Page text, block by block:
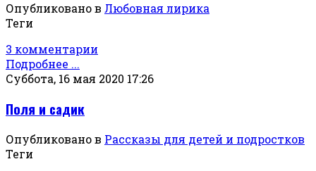
Опубликовано в Любовная лирика
Теги
3 комментарии
Подробнее ...
Суббота, 16 мая 2020 17:26
Поля и садик
Опубликовано в Рассказы для детей и подростков
Теги